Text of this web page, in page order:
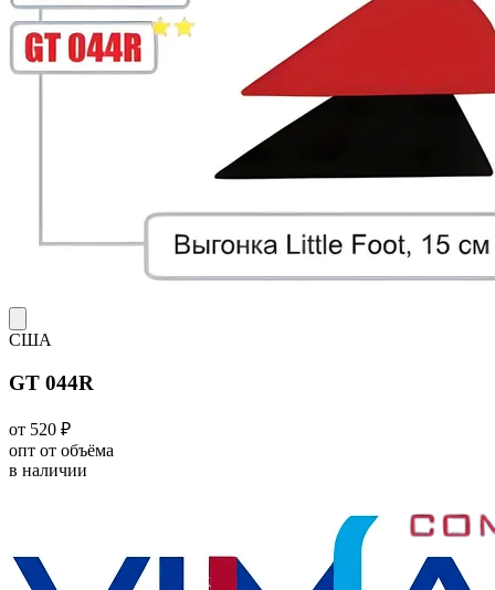
США
GT 044R
от 520 ₽
опт от объёма
в наличии